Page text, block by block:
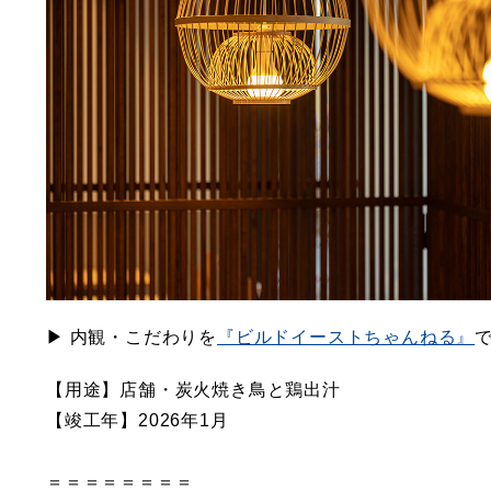
▶︎ 内観・こだわりを 『ビルドイーストちゃんねる』
【用途】店舗・炭火焼き鳥と鶏出汁
【竣工年】2026年1月
＝＝＝＝＝＝＝＝